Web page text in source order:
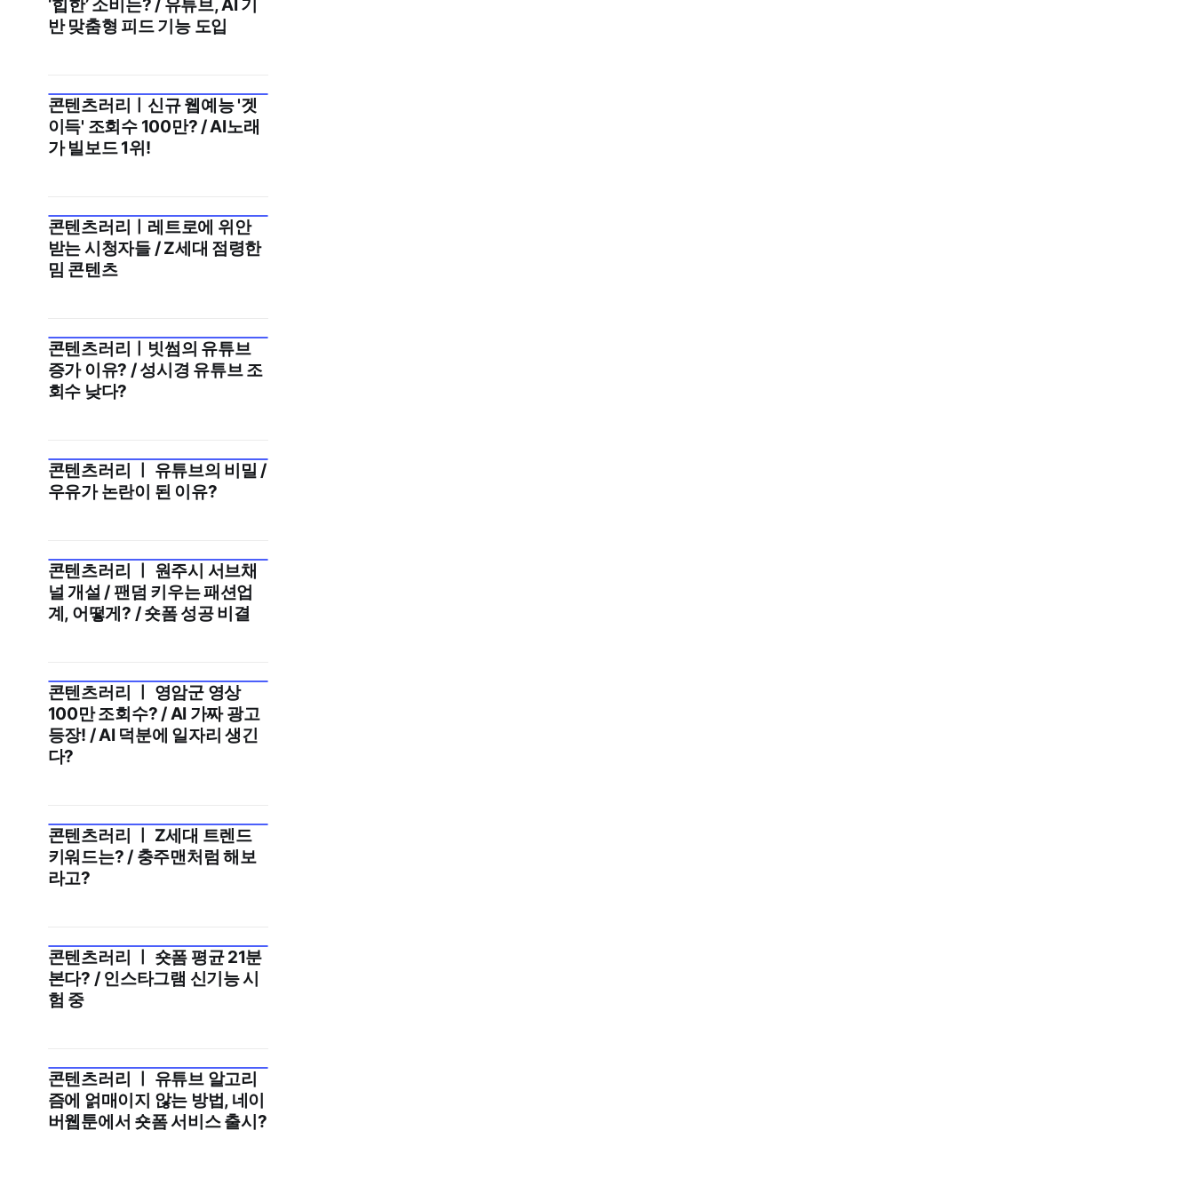
‘힙한’ 소비는? / 유튜브, AI 기
반 맞춤형 피드 기능 도입
2025년 11월 2주
콘텐츠러리ㅣ신규 웹예능 '겟
이득' 조회수 100만? / AI노래
가 빌보드 1위!
2025년 10월 5주
콘텐츠러리ㅣ레트로에 위안
받는 시청자들 / Z세대 점령한
밈 콘텐츠
2025년 10월 4주
콘텐츠러리ㅣ빗썸의 유튜브
증가 이유? / 성시경 유튜브 조
회수 낮다?
2025년 9월 3주
콘텐츠러리 ㅣ 유튜브의 비밀 /
우유가 논란이 된 이유?
2025년 9월 2주
콘텐츠러리 ㅣ 원주시 서브채
널 개설 / 팬덤 키우는 패션업
계, 어떻게? / 숏폼 성공 비결
콘텐츠러리 ㅣ 영암군 영상
100만 조회수? / AI 가짜 광고
등장! / AI 덕분에 일자리 생긴
다?
2025년 8월 3주
콘텐츠러리 ㅣ Z세대 트렌드
키워드는? / 충주맨처럼 해보
라고?
2025년 8월 1주
콘텐츠러리 ㅣ 숏폼 평균 21분
본다? / 인스타그램 신기능 시
험 중
2025년 7월 4주
콘텐츠러리 ㅣ 유튜브 알고리
즘에 얽매이지 않는 방법, 네이
버웹툰에서 숏폼 서비스 출시?